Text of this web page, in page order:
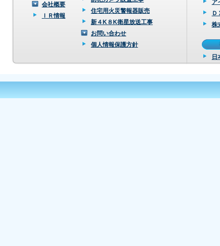
会社概要
ＩＲ情報
住宅用火災警報器販売
新４K８K衛星放送工事
お問い合わせ
個人情報保護方針
ア
Ｄ
株
日